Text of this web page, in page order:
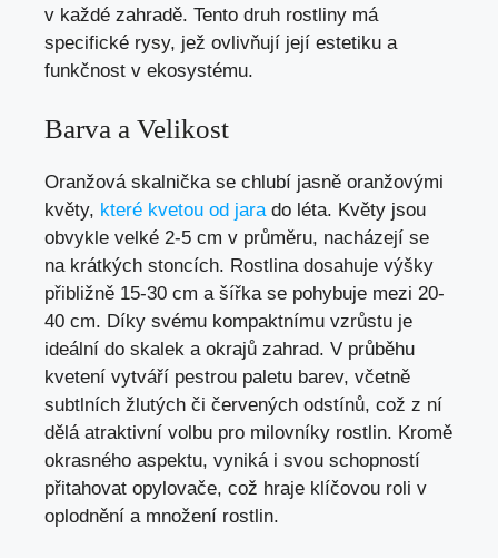
v každé zahradě. Tento druh rostliny má
specifické rysy, jež ovlivňují její estetiku a
funkčnost v ekosystému.
Barva a Velikost
Oranžová skalnička se chlubí jasně oranžovými
květy, které kvetou od jarado léta. Květy jsou
obvykle velké 2-5 cm v průměru, nacházejí se
na krátkých stoncích. Rostlina dosahuje výšky
přibližně 15-30 cm a šířka se pohybuje mezi 20-
40 cm. Díky svému kompaktnímu vzrůstu je
ideální do skalek a okrajů zahrad. V průběhu
kvetení vytváří pestrou paletu barev, včetně
subtlních žlutých či červených odstínů, což z ní
dělá atraktivní volbu pro milovníky rostlin. Kromě
okrasného aspektu, vyniká i svou schopností
přitahovat opylovače, což hraje klíčovou roli v
oplodnění a množení rostlin.